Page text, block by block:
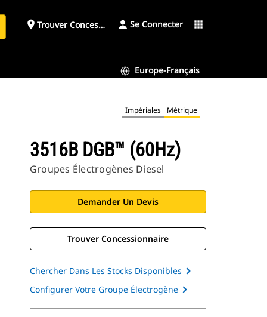
place Trouver ConcessionnaireSe Connecter apps
Europe-Français
Impériales Métrique
3516B DGB™ (60Hz)
Groupes Électrogènes Diesel
Demander Un Devis
Trouver Concessionnaire
Chercher Dans Les Stocks Disponibles
Configurer Votre Groupe Électrogène